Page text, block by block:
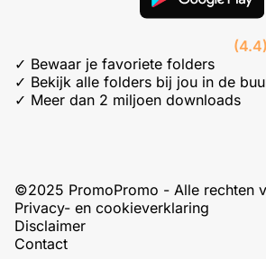
(4.4)
✓ Bewaar je favoriete folders
✓ Bekijk alle folders bij jou in de
✓ Meer dan 2 miljoen downloads
©2025 PromoPromo - Alle rechten
Privacy- en cookieverklaring
Disclaimer
Contact